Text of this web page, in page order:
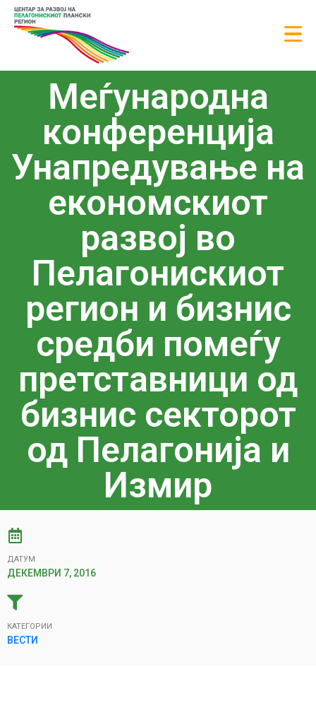
Меѓународна
конференција
Унапредување на
економскиот
развој во
Пелагонискиот
регион и бизнис
средби помеѓу
претставници од
бизнис секторот
од Пелагонија и
Измир
ДАТУМ
ДЕКЕМВРИ 7, 2016
КАТЕГОРИИ
ВЕСТИ